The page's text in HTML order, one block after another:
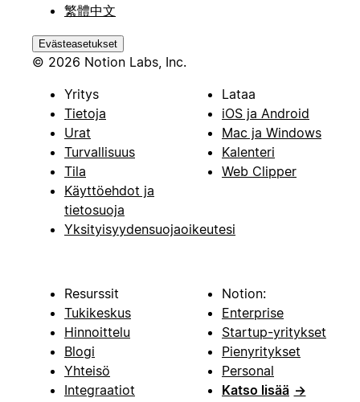
繁體中文
Evästeasetukset
© 2026 Notion Labs, Inc.
Yritys
Tietoja
Urat
Turvallisuus
Tila
Käyttöehdot ja
tietosuoja
Yksityisyydensuojaoikeutesi
Lataa
iOS ja Android
Mac ja Windows
Kalenteri
Web Clipper
Resurssit
Tukikeskus
Hinnoittelu
Blogi
Yhteisö
Integraatiot
Notion:
Enterprise
Startup-yritykset
Pienyritykset
Personal
Katso lisää →